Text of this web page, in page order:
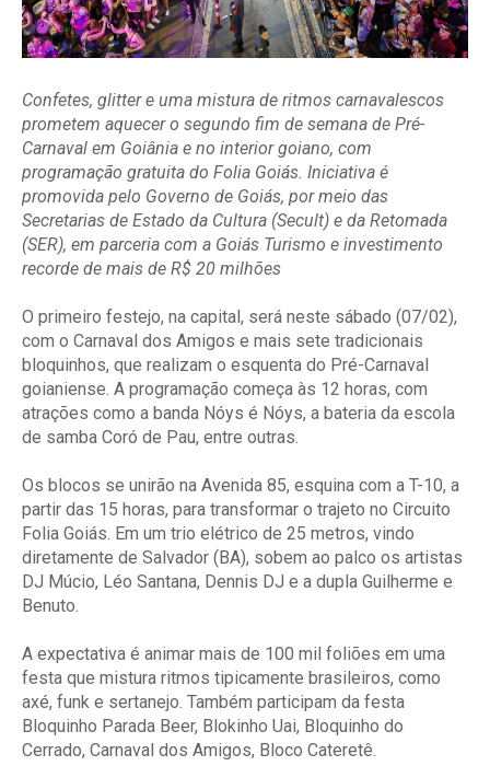
Confetes, glitter e uma mistura de ritmos carnavalescos
prometem aquecer o segundo fim de semana de Pré-
Carnaval em Goiânia e no interior goiano, com
programação gratuita do Folia Goiás. Iniciativa é
promovida pelo Governo de Goiás, por meio das
Secretarias de Estado da Cultura (Secult) e da Retomada
(SER), em parceria com a Goiás Turismo e investimento
recorde de mais de R$ 20 milhões
O primeiro festejo, na capital, será neste sábado (07/02),
com o Carnaval dos Amigos e mais sete tradicionais
bloquinhos, que realizam o esquenta do Pré-Carnaval
goianiense. A programação começa às 12 horas, com
atrações como a banda Nóys é Nóys, a bateria da escola
de samba Coró de Pau, entre outras.
Os blocos se unirão na Avenida 85, esquina com a T-10, a
partir das 15 horas, para transformar o trajeto no Circuito
Folia Goiás. Em um trio elétrico de 25 metros, vindo
diretamente de Salvador (BA), sobem ao palco os artistas
DJ Múcio, Léo Santana, Dennis DJ e a dupla Guilherme e
Benuto.
A expectativa é animar mais de 100 mil foliões em uma
festa que mistura ritmos tipicamente brasileiros, como
axé, funk e sertanejo. Também participam da festa
Bloquinho Parada Beer, Blokinho Uai, Bloquinho do
Cerrado, Carnaval dos Amigos, Bloco Cateretê.